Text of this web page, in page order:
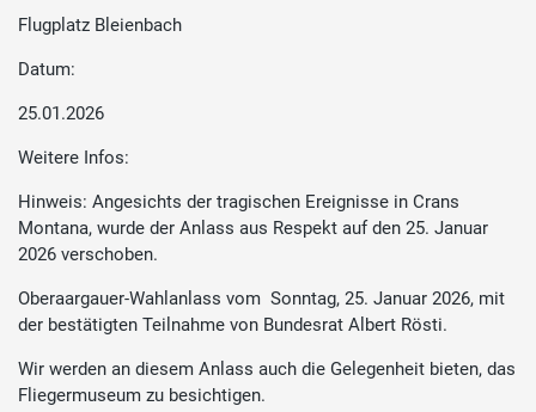
Flugplatz Bleienbach
Datum:
25.01.2026
Weitere Infos:
Hinweis: Angesichts der tragischen Ereignisse in Crans
Montana, wurde der Anlass aus Respekt auf den 25. Januar
2026 verschoben.
Oberaargauer-Wahlanlass vom Sonntag, 25. Januar 2026, mit
der bestätigten Teilnahme von Bundesrat Albert Rösti.
Wir werden an diesem Anlass auch die Gelegenheit bieten, das
Fliegermuseum zu besichtigen.